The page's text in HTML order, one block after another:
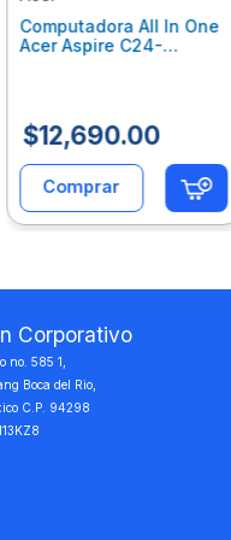
Computadora All In One
Acer Aspire C24-
Dq.Bmjal.002
$12,690.00
Comprar
Corporativo
no. 585 1,
Boca del Rio,
C.P. 94298